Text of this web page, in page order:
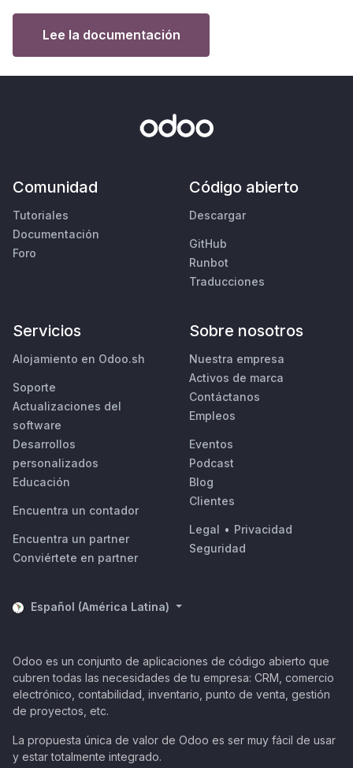
Lee la documentación
Comunidad
Tutoriales
Documentación
Foro
Código abierto
Descargar
GitHub
Runbot
Traducciones
Servicios
Alojamiento en Odoo.sh
Soporte
Actualizaciones del
software
Desarrollos
personalizados
Educación
Encuentra un contador
Encuentra un partner
Conviértete en partner
Sobre nosotros
Nuestra empresa
Activos de marca
Contáctanos
Empleos
Eventos
Podcast
Blog
Clientes
Legal • Privacidad
Seguridad
Español (América Latina)
Odoo es un conjunto de aplicaciones de código abierto que
cubren todas las necesidades de tu empresa: CRM, comercio
electrónico, contabilidad, inventario, punto de venta, gestión
de proyectos, etc.
La propuesta única de valor de Odoo es ser muy fácil de usar
y estar totalmente integrado.